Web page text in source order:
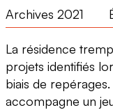
Archives 2021
La résidence
projets identifiés
biais de
accompagne un